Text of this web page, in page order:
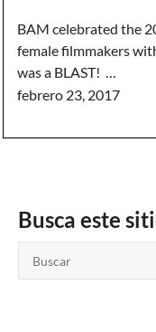
BAM celebrated the
female filmmakers
was a BLAST! …
febrero 23, 2017
Busca este